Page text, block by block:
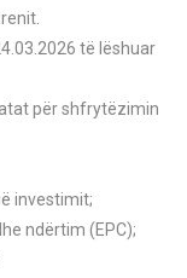
të lëshuar
për shfrytëzimin
investimit;
ndërtim (EPC);